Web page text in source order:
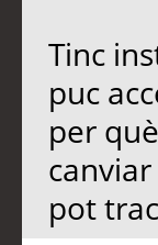
Tinc
puc
per
pot